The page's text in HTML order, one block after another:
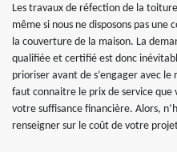
Les travaux de réfection de la
même si nous ne disposons pas
la couverture de la maison. La
qualifiée et certifié est donc
prioriser avant de s’engager avec
faut connaitre le prix de service que
votre suffisance financière. Alors,
renseigner sur le coût de votre